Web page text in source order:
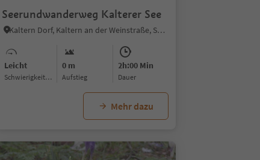
Seerundwanderweg Kalterer See
Kaltern Dorf, Kaltern an der Weinstraße, Südtiroler Weinstraße
Leicht
Schwierigkeitsgrad
0 m
Aufstieg
2h:00 Min
Dauer
Mehr dazu